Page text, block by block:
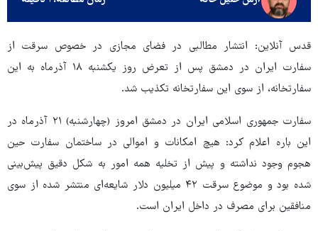
قدس آنلاین: انتشار مطالبی در فضای مجازی در خصوص سرقت از
سفارت ایران در دمشق پس از تعرض روز یکشنبه ۱۸ آذرماه به این
سفارتخانه، از سوی این سفارتخانه تکذیب شد.
سفارت جمهوری اسلامی ایران در دمشق امروز (چهارشنبه) ۲۱ آذرماه در
این باره اعلام کرد: هیچ امکانات و اموالی در ساختمان سفارت حین
هجوم وجود نداشته و پیش از تخلیه همه امور به شکل دقیق پیش‌بینی
شده بود و موضوع سرقت ۴۲ میلیون دلار شایعه‌ای منتشر شده از سوی
منافقین برای مصرف در داخل ایران است.